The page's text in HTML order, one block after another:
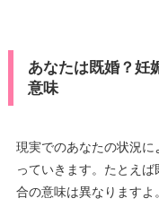
あなたは既婚？妊
意味
現実でのあなたの状況
っていきます。たとえ
合の意味は異なりますよ。